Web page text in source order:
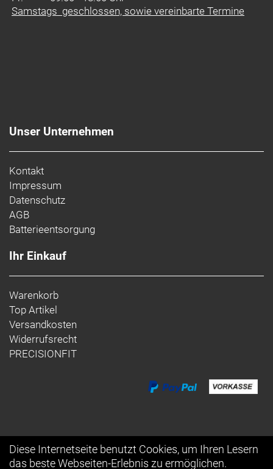
Samstags geschlossen, sowie vereinbarte Termine
Unser Unternehmen
Kontakt
Impressum
Datenschutz
AGB
Batterieentsorgung
Ihr Einkauf
Warenkorb
Top Artikel
Versandkosten
Widerrufsrecht
PRECISIONFIT
Diese Internetseite benutzt Cookies, um Ihren Lesern
das beste Webseiten-Erlebnis zu ermöglichen.